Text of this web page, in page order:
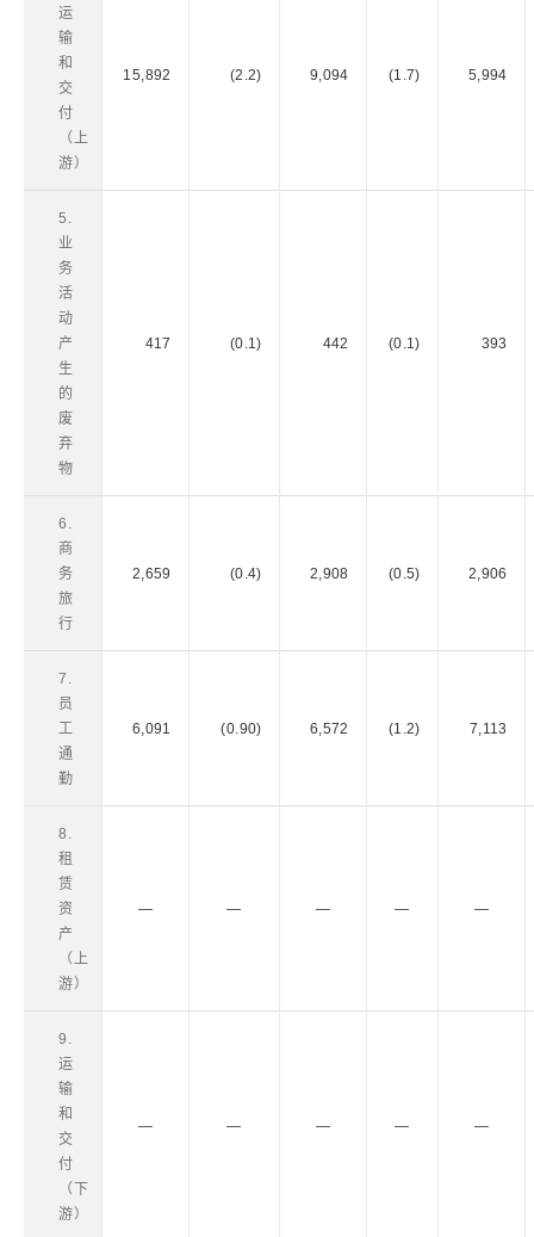
运
输
和
交
付
（上
游）
15,892 (2.2) 9,094 (1.7) 5,994
5.
业
务
活
动
产
生
的
废
弃
物
417 (0.1) 442 (0.1) 393
6.
商
务
旅
行
2,659 (0.4) 2,908 (0.5) 2,906
7.
员
工
通
勤
6,091 (0.90) 6,572 (1.2) 7,113
8.
租
赁
资
产
（上
游）
― ― ― ― ―
9.
运
输
和
交
付
（下
游）
― ― ― ― ―